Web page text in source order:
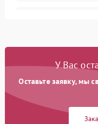
Сеть и подключения
Аудио
Сетевая
У Вас
Оставьте заявку, мы